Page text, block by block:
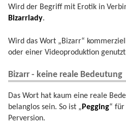
Wird der Begriff mit Erotik in
Bizarrlady.
Wird das Wort „Bizarr“
oder einer Videoproduktion
Bizarr - keine reale Bedeutung
Das Wort hat kaum eine reale
belanglos sein. So ist „ Pegging“
Perversion.